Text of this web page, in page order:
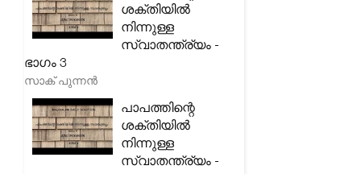
ശക്തിയിൽ
നിന്നുള്ള
സ്വാതന്ത്ര്യം -
ഭാഗം 3
സാക് പുന്നൻ
പാപത്തിന്റെ
ശക്തിയിൽ
നിന്നുള്ള
സ്വാതന്ത്ര്യം -